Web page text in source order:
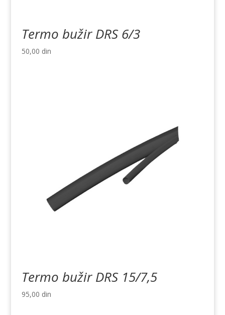
Termo bužir DRS 6/3
50,00 din
Termo bužir DRS 15/7,5
95,00 din